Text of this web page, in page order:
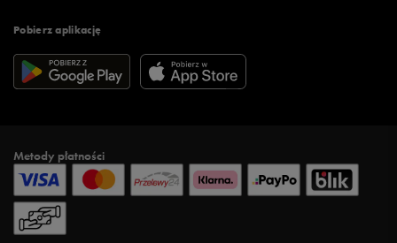
Pobierz aplikację
Metody płatności